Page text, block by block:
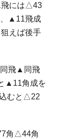
には△43
▲11飛成
えば後手
飛▲同飛
▲11角成を
むと△22
角△44角